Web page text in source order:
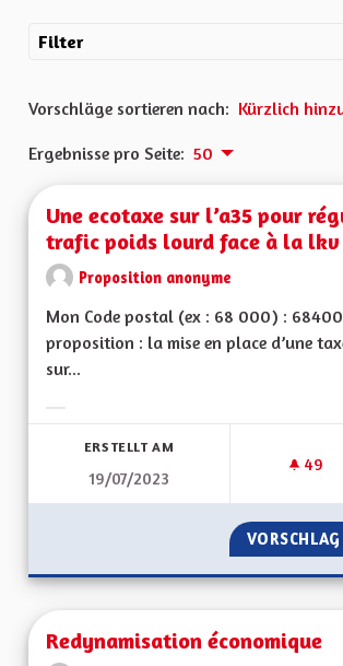
Filter
Vorschläge sortieren nach: Kürzlich
Ergebnisse pro Seite: 50
Une ecotaxe sur l’a35 pour
trafic poids lourd face à la
Proposition anonyme
Mon Code postal (ex : 68 000) :
proposition : la mise en place d’une
sur...
ERSTELLT AM
19/07/2023
49
Redynamisation économique